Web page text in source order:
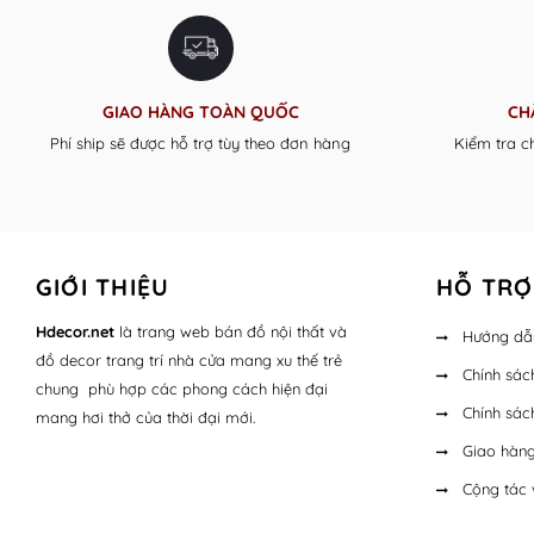
GIAO HÀNG TOÀN QUỐC
Phí ship sẽ được hỗ trợ tùy theo đơn hàng Kiểm tra
GIỚI THIỆU
Hdecor.net là trang web bán đồ nội thất và
đồ decor trang trí nhà cửa mang xu thế trẻ
chung phù hợp các phong cách hiện đại
mang hơi thở của thời đại mới.
HỖ
Hướng
Chính
Chính
Giao
Cộng tác